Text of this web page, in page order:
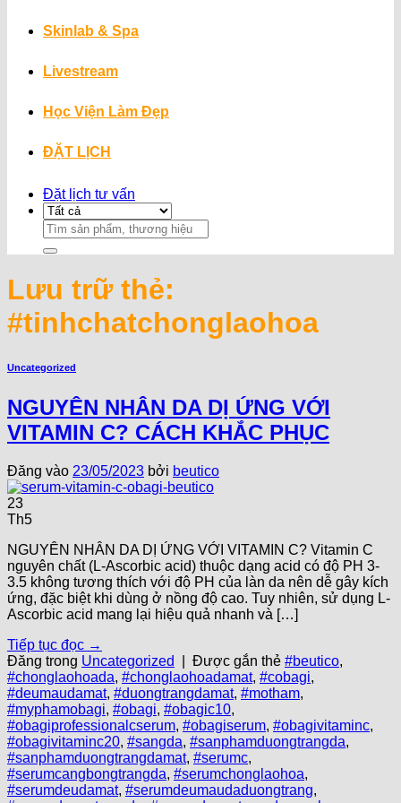
Skinlab & Spa
Livestream
Học Viện Làm Đẹp
ĐẶT LỊCH
Đặt lịch tư vấn
Search
for:
Lưu trữ thẻ:
#tinhchatchonglaohoa
Uncategorized
NGUYÊN NHÂN DA DỊ ỨNG VỚI
VITAMIN C? CÁCH KHẮC PHỤC
Đăng vào 23/05/2023 bởi beutico
23
Th5
NGUYÊN NHÂN DA DỊ ỨNG VỚI VITAMIN C? Vitamin C
nguyên chất (L-Ascorbic acid) thuộc dạng acid có độ PH 3-
3.5 không tương thích với độ PH của làn da nên dễ gây kích
ứng, đặc biệt khi dùng ở nồng độ cao. Tuy nhiên, sử dụng L-
Ascorbic acid mang lại hiệu quả nhanh và […]
Tiếp tục đọc →
Đăng trong Uncategorized Được gắn thẻ #beutico,
#chonglaohoada, #chonglaohoadamat, #cobagi,
#deumaudamat, #duongtrangdamat, #motham,
#myphamobagi, #obagi, #obagic10,
#obagiprofessionalcserum, #obagiserum, #obagivitaminc,
#obagivitaminc20, #sangda, #sanphamduongtrangda,
#sanphamduongtrangdamat, #serumc,
#serumcangbongtrangda, #serumchonglaohoa,
#serumdeudamat, #serumdeumaudaduongtrang,